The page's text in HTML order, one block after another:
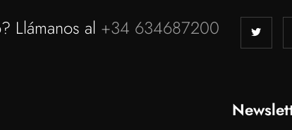
Llámanos al +34 634687200